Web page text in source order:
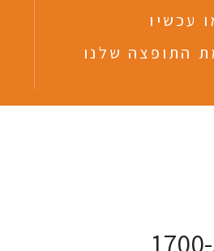
עכשיו
התופצה שלנו